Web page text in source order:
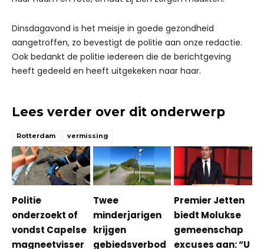
Dinsdagavond is het meisje in goede gezondheid
aangetroffen, zo bevestigt de politie aan onze redactie.
Ook bedankt de politie iedereen die de berichtgeving
heeft gedeeld en heeft uitgekeken naar haar.
Lees verder over dit onderwerp
Rotterdam vermissing
Politie
onderzoekt of
vondst Capelse
magneetvisser
Twee
minderjarigen
krijgen
gebiedsverbod
Premier Jetten
biedt Molukse
gemeenschap
excuses aan: “U